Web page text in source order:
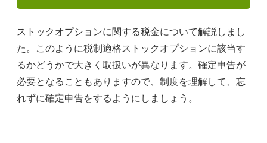
ストックオプションに関する税金について解説しまし
た。このように税制適格ストックオプションに該当す
るかどうかで大きく取扱いが異なります。確定申告が
必要となることもありますので、制度を理解して、忘
れずに確定申告をするようにしましょう。